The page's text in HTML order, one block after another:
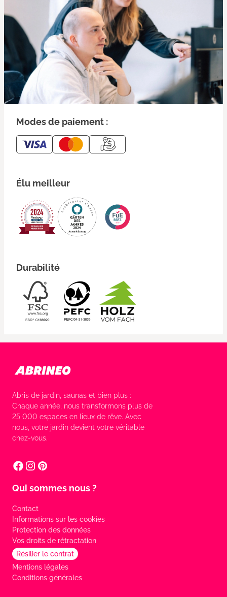
Modes de paiement :
Élu meilleur
Durabilité
Abris de jardin, saunas et bien plus :
Chaque année, nous transformons plus de
25 000 espaces en lieux de rêve. Avec
nous, votre jardin devient votre véritable
chez-vous.
Qui sommes nous ?
Contact
Informations sur les cookies
Protection des données
Vos droits de rétractation
Résilier le contrat
Mentions légales
Conditions générales